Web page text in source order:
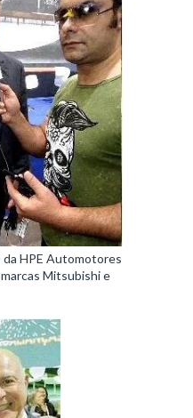
da HPE Automotores
Mitsubishi e